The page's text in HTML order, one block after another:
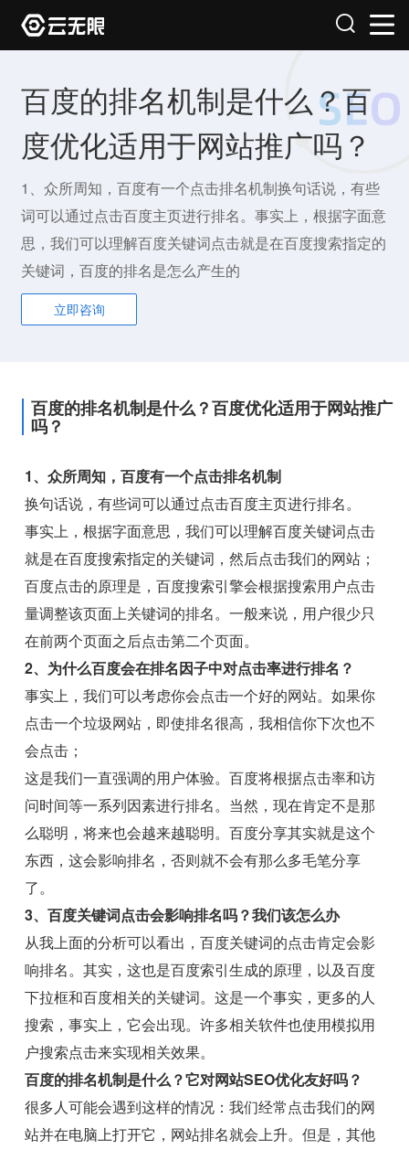
百度的排名机制是什么？百
度优化适用于网站推广吗？
1、众所周知，百度有一个点击排名机制换句话说，有些
词可以通过点击百度主页进行排名。事实上，根据字面意
思，我们可以理解百度关键词点击就是在百度搜索指定的
关键词，百度的排名是怎么产生的
立即咨询
百度的排名机制是什么？百度优化适用于网站推广
吗？
1、众所周知，百度有一个点击排名机制
换句话说，有些词可以通过点击百度主页进行排名。
事实上，根据字面意思，我们可以理解百度关键词点击
就是在百度搜索指定的关键词，然后点击我们的网站；
百度点击的原理是，百度搜索引擎会根据搜索用户点击
量调整该页面上关键词的排名。一般来说，用户很少只
在前两个页面之后点击第二个页面。
2、为什么百度会在排名因子中对点击率进行排名？
事实上，我们可以考虑你会点击一个好的网站。如果你
点击一个垃圾网站，即使排名很高，我相信你下次也不
会点击；
这是我们一直强调的用户体验。百度将根据点击率和访
问时间等一系列因素进行排名。当然，现在肯定不是那
么聪明，将来也会越来越聪明。百度分享其实就是这个
东西，这会影响排名，否则就不会有那么多毛笔分享
了。
3、百度关键词点击会影响排名吗？我们该怎么办
从我上面的分析可以看出，百度关键词的点击肯定会影
响排名。其实，这也是百度索引生成的原理，以及百度
下拉框和百度相关的关键词。这是一个事实，更多的人
搜索，事实上，它会出现。许多相关软件也使用模拟用
户搜索点击来实现相关效果。
百度的排名机制是什么？它对网站SEO优化友好吗？
很多人可能会遇到这样的情况：我们经常点击我们的网
站并在电脑上打开它，网站排名就会上升。但是，其他